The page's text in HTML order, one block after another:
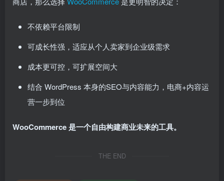
不依赖平台限制
可成长性强，适应从个人卖家到企业级需求
成本更可控，可扩展空间大
结合 WordPress 本身的SEO与内容能力，电商+内容运
营一步到位
WooCommerce 是一个自由构建商业未来的工具。
THE END